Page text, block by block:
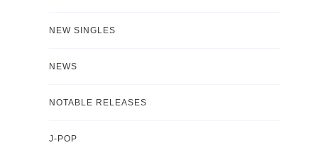
NEW SINGLES
NEWS
NOTABLE RELEASES
J-POP